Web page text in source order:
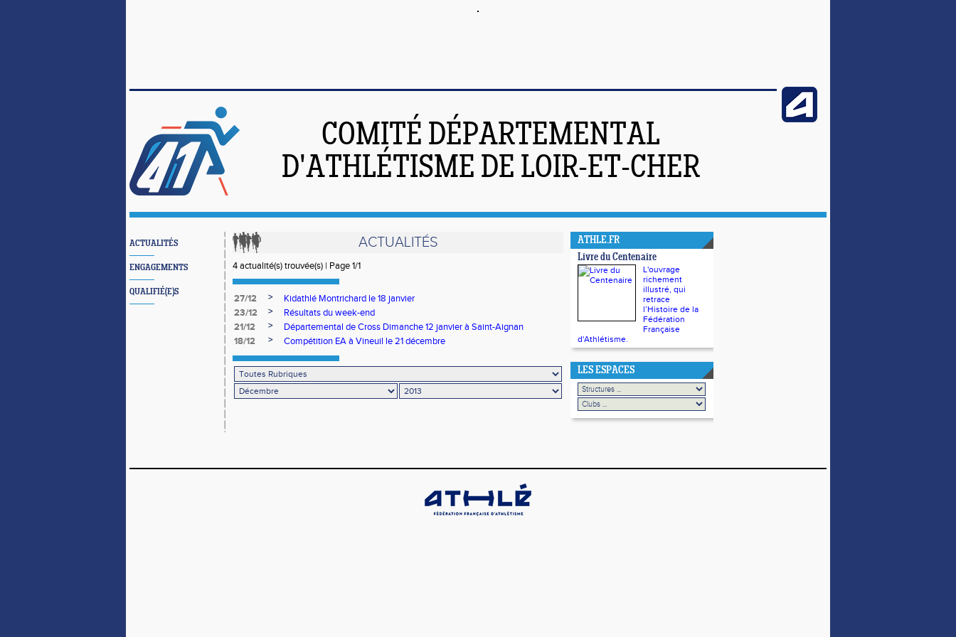
COMITÉ DÉPARTEMENTAL
D'ATHLÉTISME DE LOIR-ET-CHER
ACTUALITÉS
ENGAGEMENTS
QUALIFIÉ(E)S
ACTUALITÉS
4 actualité(s) trouvée(s) | Page 1/1
27/12 >
Kidathlé Montrichard le 18 janvier
23/12
>
Résultats du week-end
21/12
>
Départemental de Cross Dimanche 12 janvier à Saint-Aignan
18/12
> Compétition EA à Vineuil le 21 décembre
ATHLE.FR
Livre du Centenaire
L'ouvrage
richement
illustré, qui
retrace
l’Histoire de la
Fédération
Française
d'Athlétisme.
LES ESPACES